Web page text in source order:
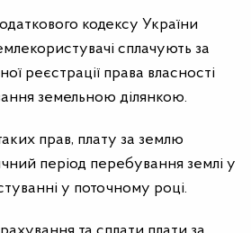
кодексу України
сплачують за
реєстрації права власності
земельною ділянкою.
прав, плату за землю
період перебування землі у
у поточному році.